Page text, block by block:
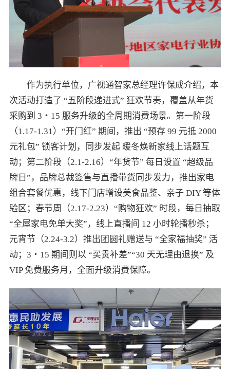
作为执行单位，广视通智家总经理许保成介绍，本
次活动打造了 “五阶段递进式” 狂欢节奏，覆盖从年货
采购到 3・15 服务升级的全周期消费场景。第一阶段
（1.17-1.31）“开门红” 期间，推出 “预存 99 元抵 2000
元礼包” 锁客计划，同步发起 暖冬焕新家线上话题互
动；第二阶段（2.1-2.16）“年货节” 每日设置 “超级品
牌日”，品牌总裁签售与直播带货同步发力，推出家电
组合套餐优惠，线下门店增设美食品鉴、亲子 DIY 等体
验区；春节周（2.17-2.23）“购物狂欢” 时段，每日抽取
“全屋家电免单大奖”，线上直播间 12 小时轮播秒杀；
元宵节（2.24-3.2）推出团圆礼赠送与 “全家福抽奖” 活
动；3・15 期间则以 “买贵补差”“30 天无理由退换” 及
VIP 免费服务月，全面升级消费保障。